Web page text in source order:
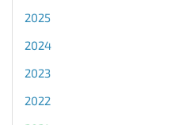
2025
2024
2023
2022